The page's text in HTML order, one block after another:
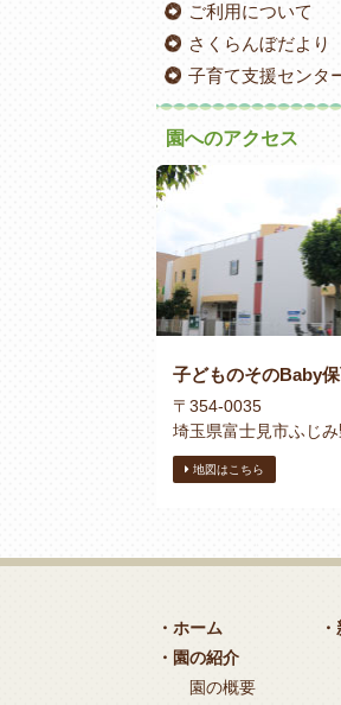
ご利用について
さくらんぼだより
子育て支援センタ
園へのアクセス
子どものそのBaby
〒354-0035
埼玉県富士見市ふじ
地図はこちら
・ホーム
・園の紹介
園の概要